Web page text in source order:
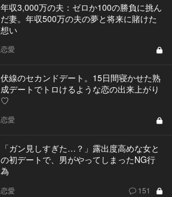
年収3,000万の夫：ゼロか100の勝負に挑ん
だ妻。年収500万の夫の夢と将来に賭けた
想い
恋愛
伏線のセカンドデート。15日間寝かせた熟
成デートでトロけるような恋の出来上がり
♡
恋愛
「ガン見しすぎた…？」露出度高めな女と
の初デートで、男がやってしまったNG行
為
恋愛 151